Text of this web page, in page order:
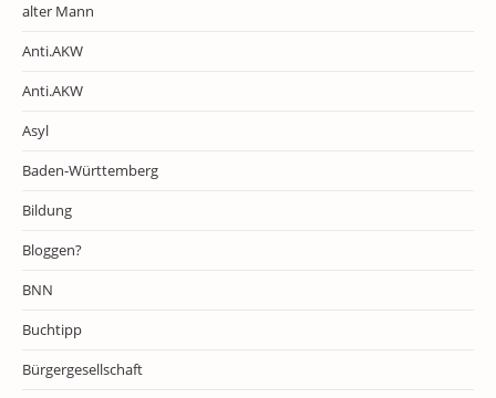
alter Mann
Anti.AKW
Anti.AKW
Asyl
Baden-Württemberg
Bildung
Bloggen?
BNN
Buchtipp
Bürgergesellschaft